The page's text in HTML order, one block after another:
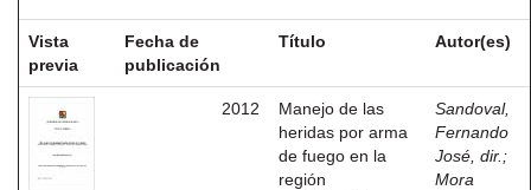
Vista
previa
Fecha de
publicación
Título Autor(es)
2012
Manejo de las
heridas por arma
de fuego en la
región
Sandoval,
Fernando
José, dir. ;
Mora